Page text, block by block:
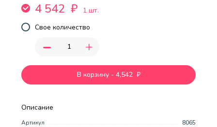
Описание
Артикул
8065
4 542 ₽
1 шт.
Свое количество
- +
В корзину - 4,542 ₽